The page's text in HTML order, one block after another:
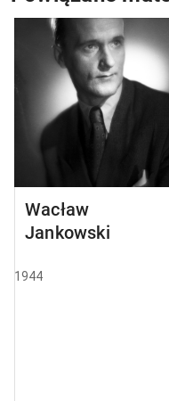
Wacław
Jankowski
1944